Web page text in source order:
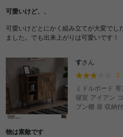
可愛いけど、、
可愛いけどとにかく組み立てが大変でし
ました。でも出来上がりは可愛いです！
すさん
3
ミドルボード
寝室 アイアン
プン棚 扉 収納
物は素敵です